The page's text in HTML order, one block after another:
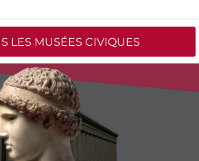
LES MUSÉES CIVIQUES